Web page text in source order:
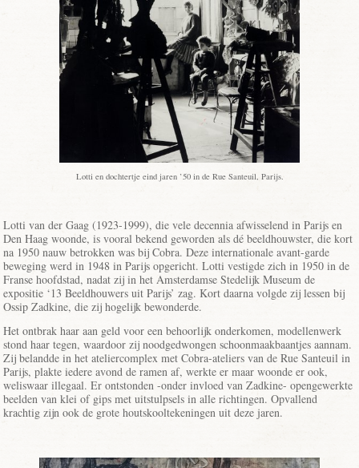
Lotti en dochtertje eind jaren ’50 in de Rue Santeuil, Parijs.
Lotti van der Gaag (1923-1999), die vele decennia afwisselend in Parijs en
Den Haag woonde, is vooral bekend geworden als dé beeldhouwster, die kort
na 1950 nauw betrokken was bij Cobra. Deze internationale avant-garde
beweging werd in 1948 in Parijs opgericht. Lotti vestigde zich in 1950 in de
Franse hoofdstad, nadat zij in het Amsterdamse Stedelijk Museum de
expositie ‘13 Beeldhouwers uit Parijs’ zag. Kort daarna volgde zij lessen bij
Ossip Zadkine, die zij hogelijk bewonderde.
Het ontbrak haar aan geld voor een behoorlijk onderkomen, modellenwerk
stond haar tegen, waardoor zij noodgedwongen schoonmaakbaantjes aannam.
Zij belandde in het ateliercomplex met Cobra-ateliers van de Rue Santeuil in
Parijs, plakte iedere avond de ramen af, werkte er maar woonde er ook,
weliswaar illegaal. Er ontstonden -onder invloed van Zadkine- opengewerkte
beelden van klei of gips met uitstulpsels in alle richtingen. Opvallend
krachtig zijn ook de grote houtskooltekeningen uit deze jaren.